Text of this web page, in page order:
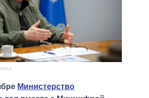
Министерство